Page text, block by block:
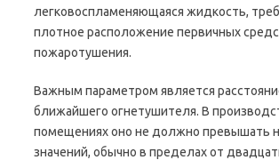
легковоспламеняющаяся жидкость,
плотное расположение первичных
пожаротушения.
Важным параметром является
ближайшего огнетушителя. В
помещениях оно не должно превышать
значений, обычно в пределах от